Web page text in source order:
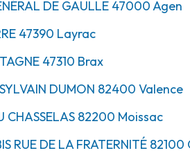
DE GAULLE 47000Agen
47390 Layrac
47310 Brax
DUMON 82400 Valence
CHASSELAS 82200 Moissac
RUE DE LA FRATERNITÉ 82100